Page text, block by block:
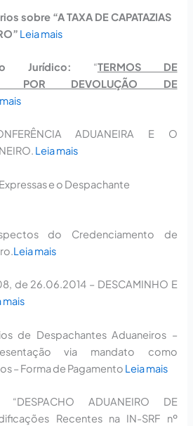
sobre “A TAXA DE CAPATAZIAS
Leia mais
Jurídico: “TERMOS DE
POR DEVOLUÇÃO DE
ADUANEIRA E O
Leia mais
e o Despachante
do Credenciamento de
Leia mais
de 26.06.2014 – DESCAMINHO E
mais
de Despachantes Aduaneiros –
via mandato como
– Forma de Pagamento Leia mais
ADUANEIRO DE
Recentes na IN-SRF nº